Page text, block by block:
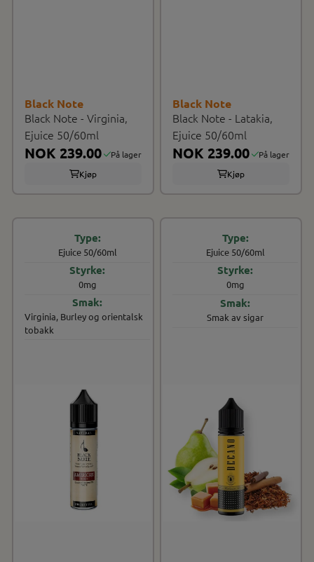
Black Note
Black Note - Virginia,
Ejuice 50/60ml
NOK 239.00
På lager
Kjøp
Black Note
Black Note - Latakia,
Ejuice 50/60ml
NOK 239.00
På lager
Kjøp
Ejuice 50/60ml
0mg
Virginia, Burley og orientalsk
tobakk
Ejuice 50/60ml
0mg
Smak av sigar